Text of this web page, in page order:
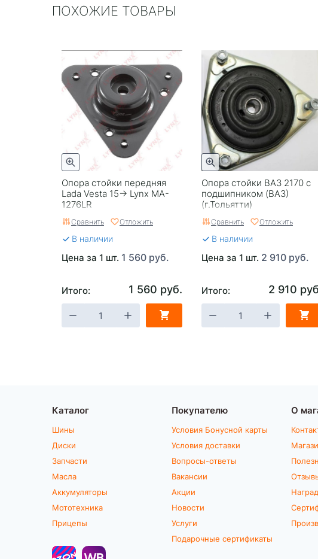
ПОХОЖИЕ ТОВАРЫ
Опора стойки передняя
Lada Vesta 15-> Lynx MA-
1276LR
Сравнить Отложить
В наличии
Цена за 1 шт. 1 560 руб.
Итого: 1 560 руб.
Опора стойки ВАЗ 2170 с
подшипником (ВАЗ)
(г.Тольятти)
Сравнить Отложить
В наличии
Цена за 1 шт. 2 910 руб.
Итого: 2 910
Каталог
Шины
Диски
Запчасти
Масла
Аккумуляторы
Мототехника
Прицепы
Покупателю
Условия Бонусной карты
Условия доставки
Вопросы-ответы
Вакансии
Акции
Новости
Услуги
Подарочные сертификаты
О